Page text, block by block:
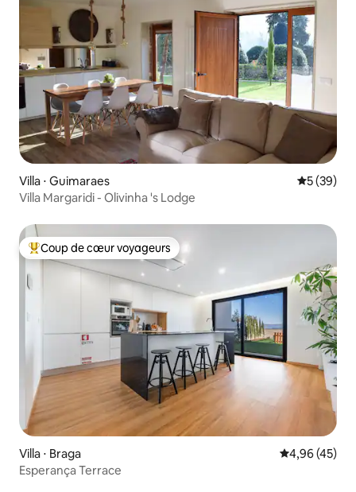
Villa ⋅ Guimaraes
5 (39)
Villa Margaridi - Olivinha 's Lodge
Coups de cœur voyageurs les plus appréciés
Coup de cœur voyageurs
Villa ⋅ Braga Évaluation
4,96 (45)
Esperança Terrace